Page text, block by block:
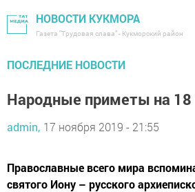
НОВОСТИ КУКМОРА
Газета "Трудовая слава" - Кукморский район
ПОСЛЕДНИЕ НОВОСТИ
Народные приметы на 18
admin, 17 ноября 2019 - 21:55
Православные всего мира
святого Иону – русского